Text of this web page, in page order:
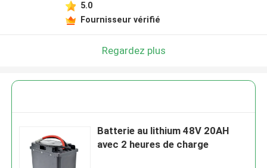
5.0
Fournisseur vérifié
Regardez plus
Batterie au lithium 48V 20AH
avec 2 heures de charge